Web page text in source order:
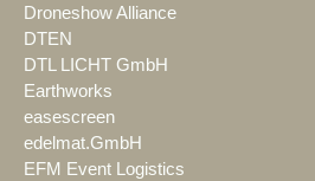
Droneshow Alliance
DTEN
DTL LICHT GmbH
Earthworks
easescreen
edelmat.GmbH
EFM Event Logistics